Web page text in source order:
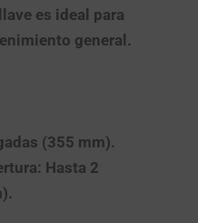
es ideal para
general.
(355 mm).
Hasta 2